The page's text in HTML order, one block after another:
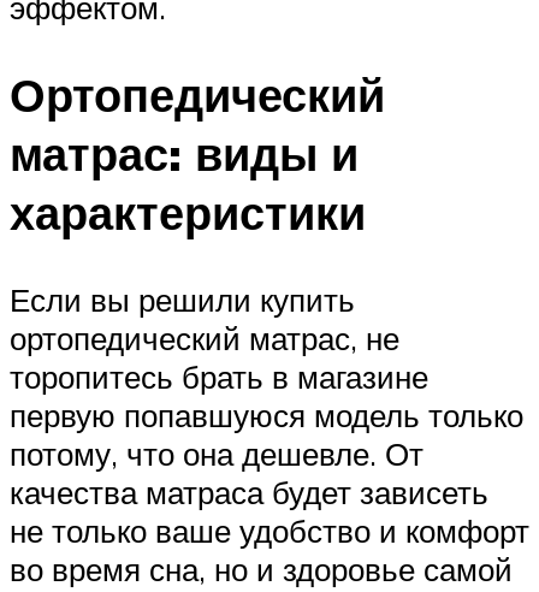
Ортопедический
матрас: виды и
характеристики
Если вы решили купить
ортопедический матрас, не
торопитесь брать в магазине
первую попавшуюся модель только
потому, что она дешевле. От
качества матраса будет зависеть
не только ваше удобство и комфорт
во время сна, но и здоровье самой